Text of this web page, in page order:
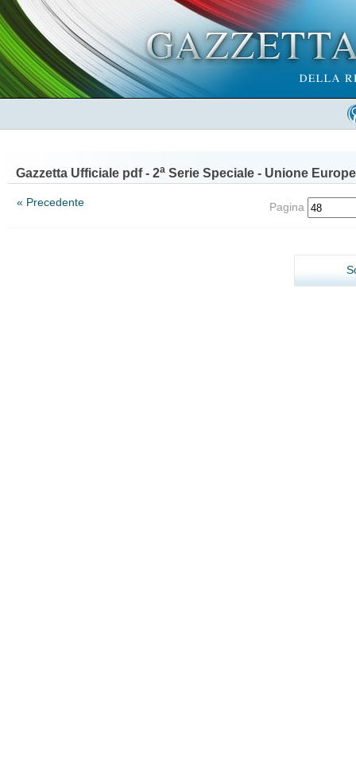
Gazzetta Ufficiale pdf - 2a Serie Speciale - Unione
« Precedente Pagina